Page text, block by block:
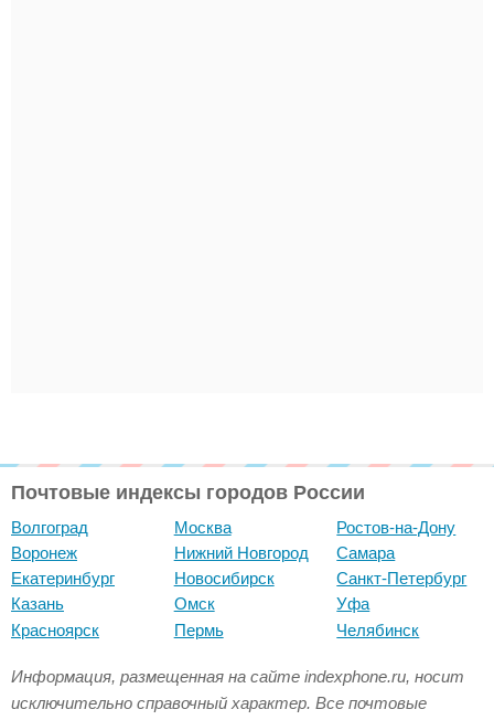
Почтовые индексы городов России
Волгоград
Воронеж
Екатеринбург
Казань
Красноярск
Москва
Нижний Новгород
Новосибирск
Омск
Пермь
Ростов-на-Дону
Самара
Санкт-Петербург
Уфа
Челябинск
Информация, размещенная на сайте indexphone.ru, носит
исключительно справочный характер. Все почтовые